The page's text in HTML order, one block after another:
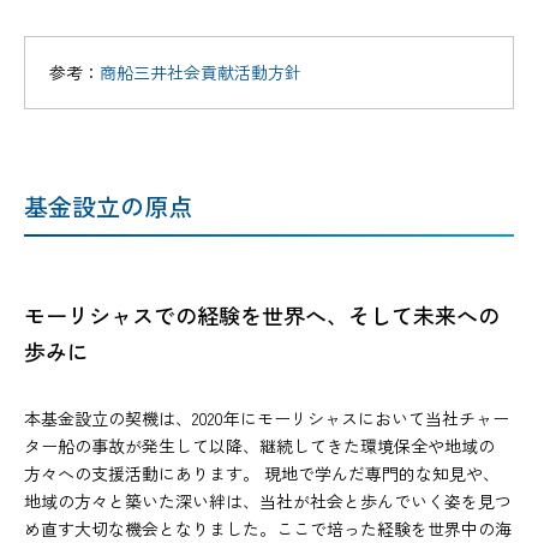
参考： 商船三井社会貢献活動方針
基金設立の原点
モーリシャスでの経験を世界へ、そして未来への
歩みに
本基金設立の契機は、2020年にモーリシャスにおいて当社チャー
ター船の事故が発生して以降、継続してきた環境保全や地域の
方々への支援活動にあります。 現地で学んだ専門的な知見や、
地域の方々と築いた深い絆は、当社が社会と歩んでいく姿を見つ
め直す大切な機会となりました。ここで培った経験を世界中の海